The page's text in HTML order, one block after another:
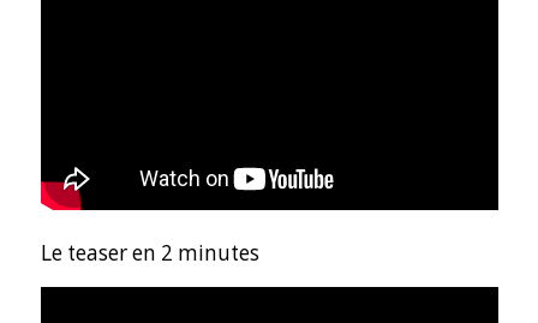
Le teaser en 2 minutes